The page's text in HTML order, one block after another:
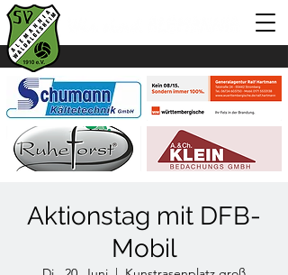
Aktionstag mit DFB-
Mobil